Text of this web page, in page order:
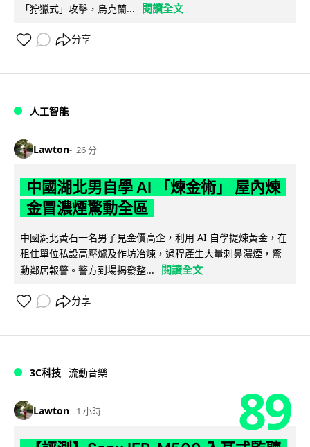
「狩獵式」攻擊，烏克蘭...
閱讀全文
分享
人工智能
Lawton 26 分
中國湖北男自學 AI 「煉金術」 屋內煉
金冒濃煙驚動全區
中國湖北黃石一名男子見金價高企，利用 AI 自學提煉黃金，在
租住單位私設高壓爐及作坊冶煉，過程產生大量刺鼻濃煙，驚
動鄰居報警。警方到場揭發整...
閱讀全文
分享
3C科技 流動音樂
Lawton 1 小時 89